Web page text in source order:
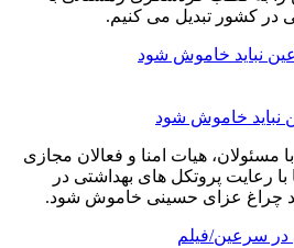
در کشور تبدیل می کنیم.
نباید خاموش شود
مسئولان، هیات امنا و فعالان مجازی
رعایت پروتکل های بهداشتی در
چراغ عزای حسینی خاموش شود.